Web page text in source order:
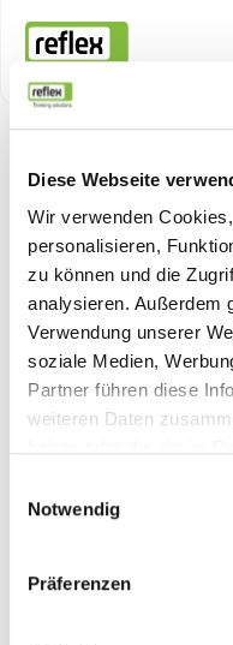
Diese Webseite
Wir verwenden
personalisieren,
zu können und die
analysieren. Außerdem
Verwendung unserer
soziale Medien,
Partner führen diese
weiteren Daten
Notwendig
Präferenzen
Startseite